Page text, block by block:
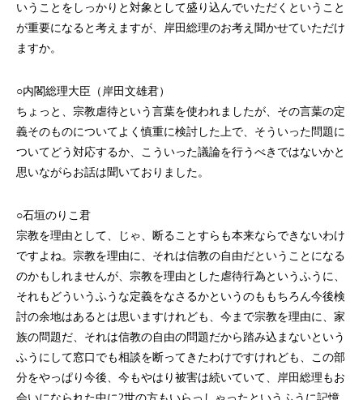
いうことをしっかりと対象として盛り込んでいただくということ
が重要になると考えますが、岸田総理のお考え聞かせていただけ
ますか。
○内閣総理大臣（岸田文雄君）
ちょっと、宗教虐待という言葉を使われましたが、その言葉の定
義そのものについてよく慎重に検討した上で、そういった問題に
ついてどう対応するか、こういった議論を行うべきではないかと
思いながらお話は聞いておりました。
○石垣のりこ君
宗教を理由として、じゃ、断ることすらも本来ならできないわけ
ですよね。宗教を理由に、それは信教の自由だということになる
のかもしれませんが、宗教を理由とした虐待行為というふうに、
それもどういうふうな定義をなさるかというのももちろん今後検
討の余地はあるとは思いますけれども、今まで宗教を理由に、家
族の問題だ、それは信教の自由の問題だから踏み込まないという
ふうにして窓口でも相談を断ってきたわけですけれども、この部
分をやっぱり今後、今もやはり被害は続いていて、岸田総理もお